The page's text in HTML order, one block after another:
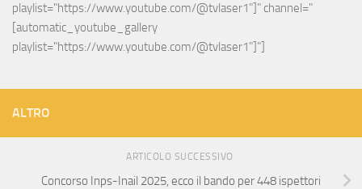
playlist="https://www.youtube.com/@tvlaser1"]" channel="
[automatic_youtube_gallery
playlist="https://www.youtube.com/@tvlaser1"]"]
ALTRO
ARTICOLO SUCCESSIVO
Concorso Inps-Inail 2025, ecco il bando per 448 ispettori